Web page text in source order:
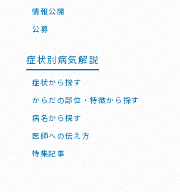
情報公開
公募
症状別病気解説
症状から探す
からだの部位・特徴から探す
病名から探す
医師への伝え方
特集記事